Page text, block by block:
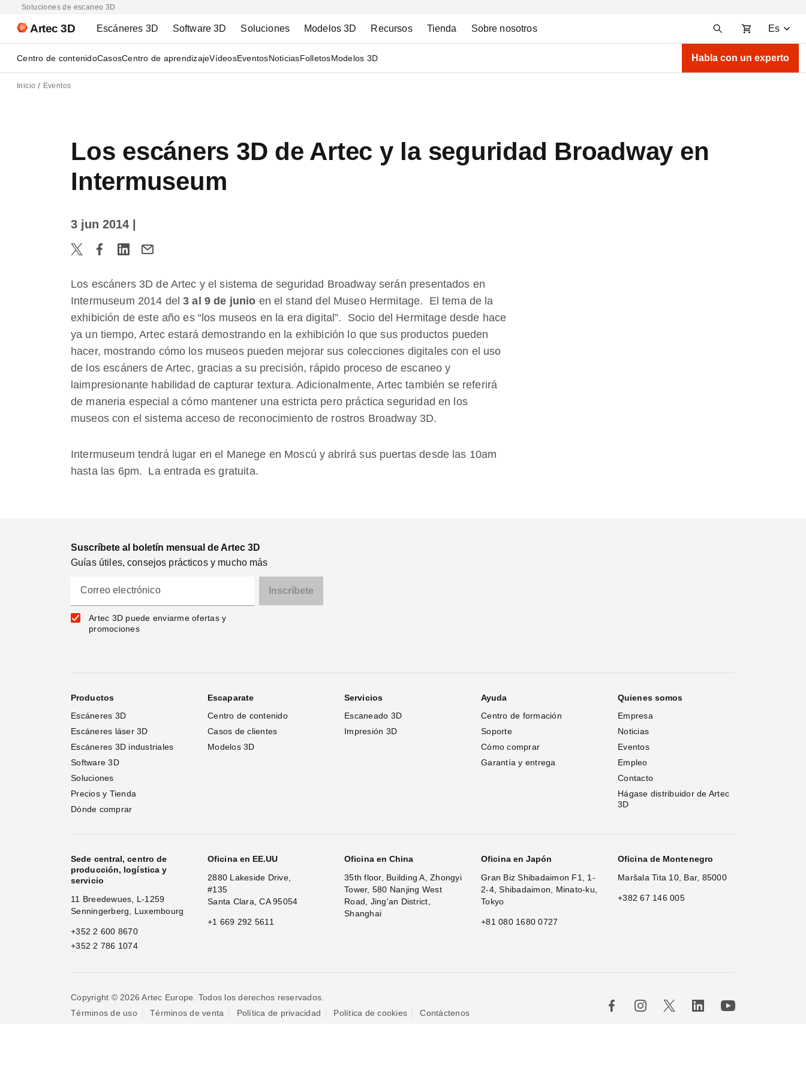
Soluciones de escaneo 3D
Artec 3D Escáneres 3D Software 3D Soluciones Modelos 3D Recursos Tienda Sobre nosotros Es
Centro de contenidoCasosCentro de aprendizajeVídeosEventosNoticiasFolletosModelos 3D Habla con un experto
Inicio Eventos
Los escáners 3D de Artec y la seguridad Broadway en
Intermuseum
3 jun 2014
Los escáners 3D de Artec y el sistema de seguridad Broadway serán presentados en
Intermuseum 2014 del3 al 9 de junio en el stand del Museo Hermitage. El tema de la
exhibición de este año es “los museos en la era digital”. Socio del Hermitage desde hace
ya un tiempo, Artec estará demostrando en la exhibición lo que sus productos pueden
hacer, mostrando cómo los museos pueden mejorar sus colecciones digitales con el uso
de los escáners de Artec, gracias a su precisión, rápido proceso de escaneo y
laimpresionante habilidad de capturar textura. Adicionalmente, Artec también se referirá
de maneria especial a cómo mantener una estricta pero práctica seguridad en los
museos con el sistema acceso de reconocimiento de rostros Broadway 3D.
Intermuseum tendrá lugar en el Manege en Moscú y abrirá sus puertas desde las 10am
hasta las 6pm. La entrada es gratuita.
Suscríbete al boletín mensual de Artec 3D
Guías útiles, consejos prácticos y mucho más
Correo electrónico
Artec 3D puede enviarme ofertas y
promociones
Productos
Escáneres 3D
Escáneres láser 3D
Escáneres 3D industriales
Software 3D
Soluciones
Precios y Tienda
Dónde comprar
Escaparate
Centro de contenido
Casos de clientes
Modelos 3D
Servicios
Escaneado 3D
Impresión 3D
Ayuda
Centro de formación
Soporte
Cómo comprar
Garantía y entrega
Quienes somos
Empresa
Noticias
Eventos
Empleo
Contacto
Hágase distribuidor de Artec
3D
Sede central, centro de
producción, logística y
servicio
11 Breedewues, L-1259
Senningerberg, Luxembourg
+352 2 600 8670
+352 2 786 1074
Oficina en EE.UU
2880 Lakeside Drive,
#135
Santa Clara, CA 95054
+1 669 292 5611
Oficina en China
35th floor, Building A, Zhongyi
Tower, 580 Nanjing West
Road, Jing'an District,
Shanghai
Oficina en Japón
Gran Biz Shibadaimon F1, 1-
2-4, Shibadaimon, Minato-ku,
Tokyo
+81 080 1680 0727
Oficina de Montenegro
Maršala Tita 10, Bar, 85000
+382 67 146 005
Copyright © 2026 Artec Europe. Todos los derechos reservados.
Términos de uso
Términos de venta Política de privacidad Política de cookies Contáctenos